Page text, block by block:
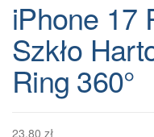
iPhone 17
Szkło
Ring 360°
23,80 zł